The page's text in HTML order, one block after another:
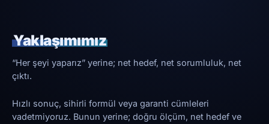
Yaklaşımımız
“Her şeyi yaparız” yerine; net hedef, net sorumluluk, net
çıktı.
Hızlı sonuç, sihirli formül veya garanti cümleleri
vadetmiyoruz. Bunun yerine; doğru ölçüm, net hedef ve